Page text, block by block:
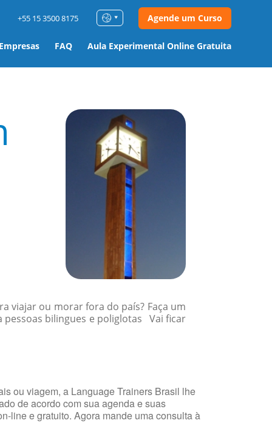
FAQ Aula Experimental Online Gratuita
+55 15 3500 8175 Agende um Curso
viajar ou morar fora do país? Faça um
bilingues e poliglotas Vai ficar
ou viagem, a Language Trainers Brasil lhe
de acordo com sua agenda e suas
line e gratuito. Agora mande uma consulta à